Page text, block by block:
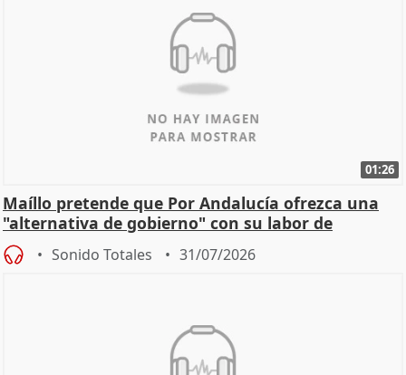
01:26
Maíllo pretende que Por Andalucía ofrezca una
"alternativa de gobierno" con su labor de
oposición
Sonido Totales 31/07/2026